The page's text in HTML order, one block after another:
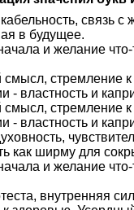
связь
в будущее.
и желание
стремление
- властность и
стремление
- властность и
как ширму для
и желание
внутренняя